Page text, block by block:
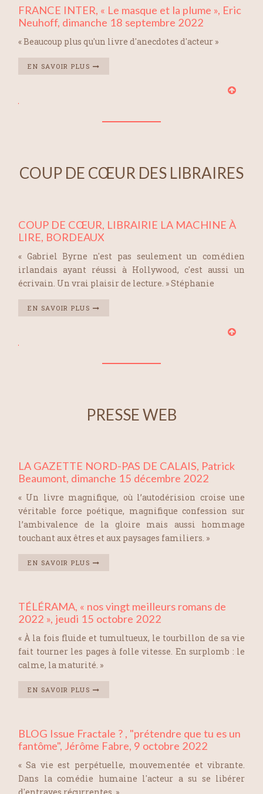
FRANCE INTER, « Le masque et la plume », Eric
Neuhoff, dimanche 18 septembre 2022
« Beaucoup plus qu'un livre d'anecdotes d'acteur »
EN SAVOIR PLUS
COUP DE CŒUR DES LIBRAIRES
COUP DE CŒUR, LIBRAIRIE LA MACHINE À
LIRE, BORDEAUX
« Gabriel Byrne n'est pas seulement un comédien
irlandais ayant réussi à Hollywood, c'est aussi un
écrivain. Un vrai plaisir de lecture. » Stéphanie
EN SAVOIR PLUS
PRESSE WEB
LA GAZETTE NORD-PAS DE CALAIS, Patrick
Beaumont, dimanche 15 décembre 2022
« Un livre magnifique, où l’autodérision croise une
véritable force poétique, magnifique confession sur
l’ambivalence de la gloire mais aussi hommage
touchant aux êtres et aux paysages familiers. »
EN SAVOIR PLUS
TÉLÉRAMA, « nos vingt meilleurs romans de
2022 », jeudi 15 octobre 2022
« À la fois fluide et tumultueux, le tourbillon de sa vie
fait tourner les pages à folle vitesse. En surplomb : le
calme, la maturité. »
EN SAVOIR PLUS
BLOG Issue Fractale ? , "prétendre que tu es un
fantôme", Jérôme Fabre, 9 octobre 2022
« Sa vie est perpétuelle, mouvementée et vibrante.
Dans la comédie humaine l'acteur a su se libérer